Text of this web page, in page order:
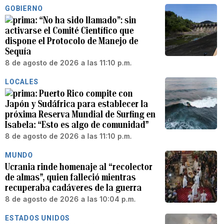
GOBIERNO
“No ha sido llamado”: sin
activarse el Comité Científico que
dispone el Protocolo de Manejo de
Sequía
8 de agosto de 2026 a las 11:10 p.m.
LOCALES
Puerto Rico compite con
Japón y Sudáfrica para establecer la
próxima Reserva Mundial de Surfing en
Isabela: “Esto es algo de comunidad”
8 de agosto de 2026 a las 11:10 p.m.
MUNDO
Ucrania rinde homenaje al “recolector
de almas”, quien falleció mientras
recuperaba cadáveres de la guerra
8 de agosto de 2026 a las 10:04 p.m.
ESTADOS UNIDOS